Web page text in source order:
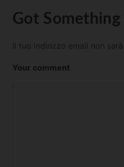
Got Something
Il tuo indirizzo email non
Your comment